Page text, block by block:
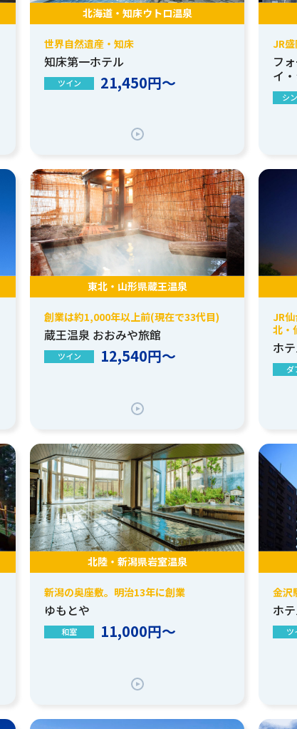
北海道・知床ウトロ温泉
世界自然遺産・知床
知床第一ホテル
ツイン 21,450円～
JR盛
フ
イ
シ
東北・山形県蔵王温泉
創業は約1,000年以上前(現在で33代目)
蔵王温泉 おおみや旅館
ツイン 12,540円～
JR
北・
ホ
ダ
北陸・新潟県岩室温泉
新潟の奥座敷。明治13年に創業
ゆもとや
和室 11,000円～
金沢
ホ
ツ